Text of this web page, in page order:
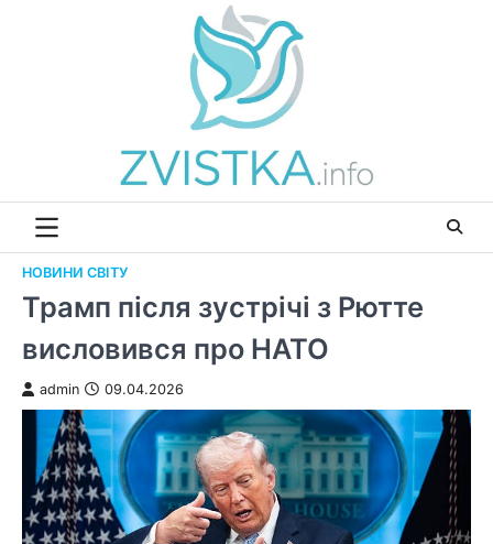
НОВИНИ СВІТУ
Трамп після зустрічі з Рютте
висловився про НАТО
admin 09.04.2026